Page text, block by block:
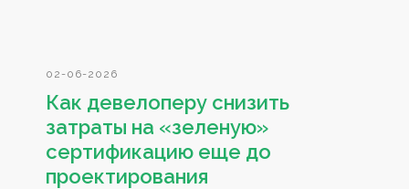
02-06-2026
Как девелоперу снизить
затраты на «зеленую»
сертификацию еще до
проектирования